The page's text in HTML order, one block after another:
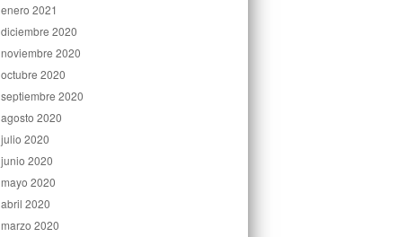
enero 2021
diciembre 2020
noviembre 2020
octubre 2020
septiembre 2020
agosto 2020
julio 2020
junio 2020
mayo 2020
abril 2020
marzo 2020